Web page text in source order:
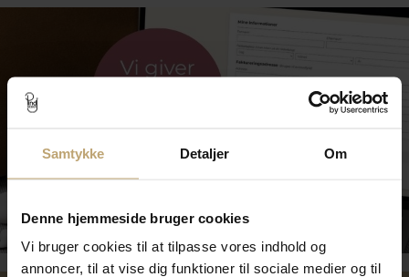
Samtykke Detaljer Om
Denne hjemmeside bruger cookies
Vi bruger cookies til at tilpasse vores indhold og
annoncer, til at vise dig funktioner til sociale medier og til
Tilmeld dig kundeklubben